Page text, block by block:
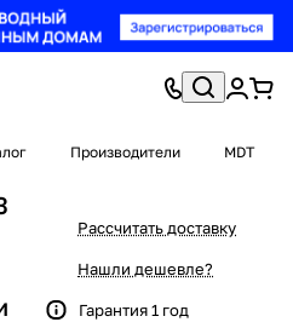
Производители MDT
Рассчитать доставку
Нашли дешевле?
Гарантия 1 год